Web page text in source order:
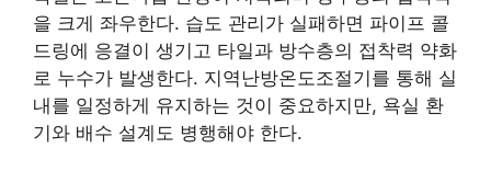
을 크게 좌우한다. 습도 관리가 실패하면 파이프 콜
드링에 응결이 생기고 타일과 방수층의 접착력 약화
로 누수가 발생한다. 지역난방온도조절기를 통해 실
내를 일정하게 유지하는 것이 중요하지만, 욕실 환
기와 배수 설계도 병행해야 한다.